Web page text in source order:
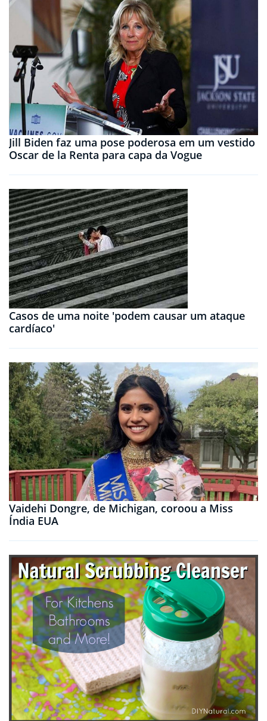
Jill Biden faz uma pose poderosa em um vestido
Oscar de la Renta para capa da Vogue
Casos de uma noite 'podem causar um ataque
cardíaco'
Vaidehi Dongre, de Michigan, coroou a Miss
Índia EUA